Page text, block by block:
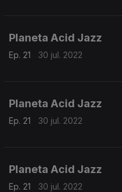
Planeta Acid Jazz
Ep. 21 30 jul. 2022
Planeta Acid Jazz
Ep. 21 30 jul. 2022
Planeta Acid Jazz
Ep. 21 30 jul. 2022